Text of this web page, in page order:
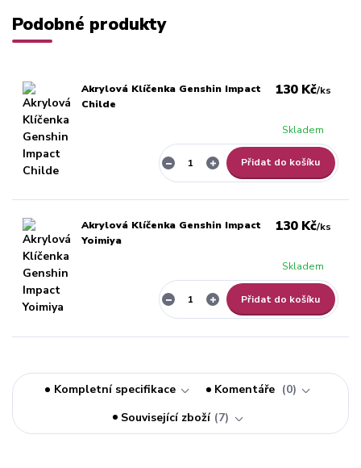
Podobné produkty
Akrylová Klíčenka Genshin Impact
Childe
130 Kč/ks
Skladem
Přidat do košíku
Akrylová Klíčenka Genshin Impact
Yoimiya
130 Kč/ks
Skladem
Přidat do košíku
Kompletní specifikace Komentáře
0
Související zboží 7